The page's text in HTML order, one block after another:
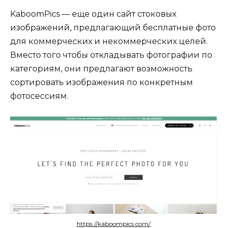
KaboomPics — еще один сайт стоковых
изображений, предлагающий бесплатные фото
для коммерческих и некоммерческих целей.
Вместо того чтобы откладывать фотографии по
категориям, они предлагают возможность
сортировать изображения по конкретным
фотосессиям.
https://kaboompics.com/